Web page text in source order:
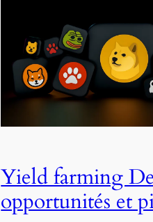
Yield farming
opportunités et